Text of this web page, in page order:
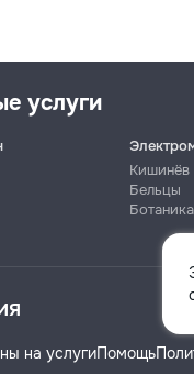
услуги
Кишинёв
Бельцы
Ботаника
на услугиПомощь